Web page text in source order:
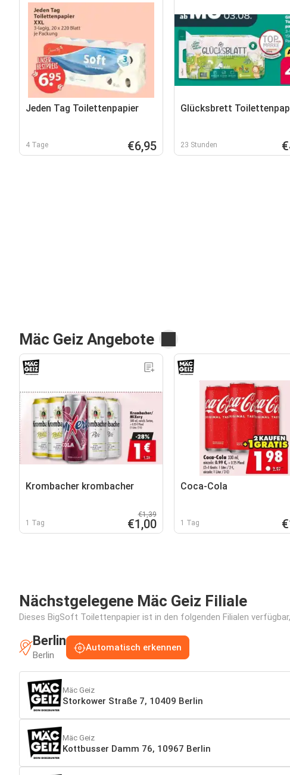
Jeden Tag Toilettenpapier
4 Tage €6,95
Glücksbrett
23 Stunden
Mäc Geiz Angebote
Krombacher krombacher
1 Tag
€1,39
€1,00
Coca-Cola
1 Tag
Nächstgelegene Mäc Geiz Filiale
Dieses BigSoft Toilettenpapier ist in den folgenden Filialen
Berlin
Berlin
Automatisch erkennen
Mäc Geiz
Storkower Straße 7, 10409 Berlin
Mäc Geiz
Kottbusser Damm 76, 10967 Berlin